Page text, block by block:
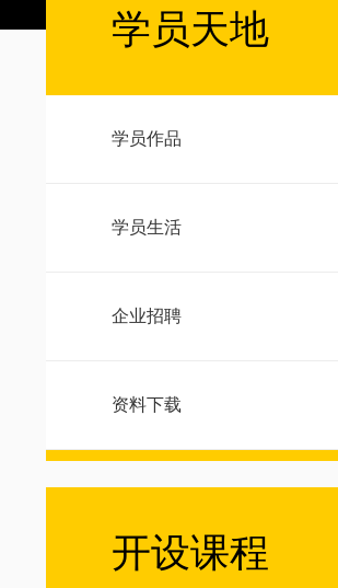
学员天地
学员作品
学员生活
企业招聘
资料下载
开设课程